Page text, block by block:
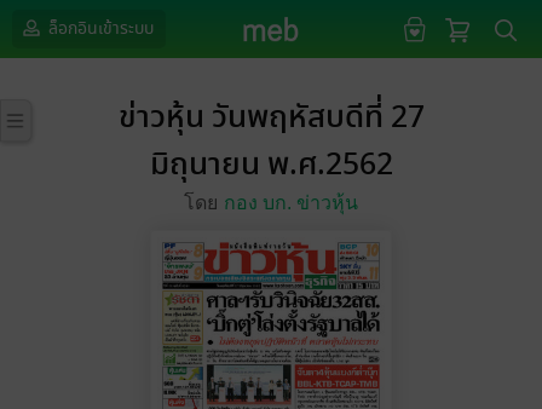
ล็อกอินเข้าระบบ
ข่าวหุ้น วันพฤหัสบดีที่ 27
มิถุนายน พ.ศ.2562
โดย กอง บก. ข่าวหุ้น